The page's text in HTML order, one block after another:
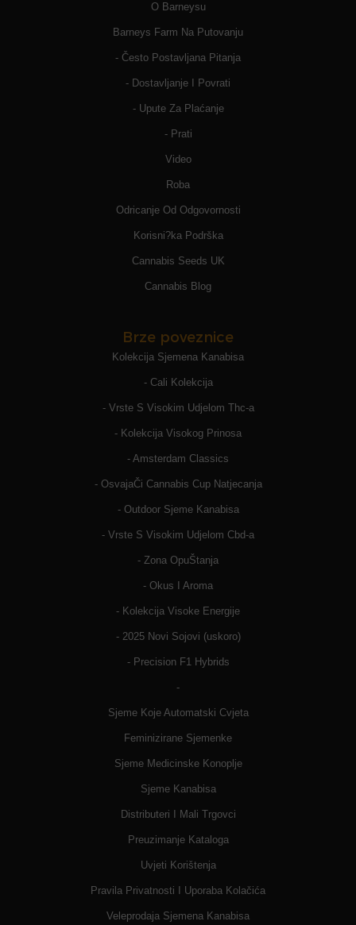
O Barneysu
Barneys Farm Na Putovanju
- Često Postavljana Pitanja
- Dostavljanje I Povrati
- Upute Za Plaćanje
- Prati
Video
Roba
Odricanje Od Odgovornosti
Korisni?ka Podrška
Cannabis Seeds UK
Cannabis Blog
Brze poveznice
Kolekcija Sjemena Kanabisa
- Cali Kolekcija
- Vrste S Visokim Udjelom Thc-a
- Kolekcija Visokog Prinosa
- Amsterdam Classics
- OsvajaČi Cannabis Cup Natjecanja
- Outdoor Sjeme Kanabisa
- Vrste S Visokim Udjelom Cbd-a
- Zona OpuŠtanja
- Okus I Aroma
- Kolekcija Visoke Energije
- 2025 Novi Sojovi (uskoro)
- Precision F1 Hybrids
-
Sjeme Koje Automatski Cvjeta
Feminizirane Sjemenke
Sjeme Medicinske Konoplje
Sjeme Kanabisa
Distributeri I Mali Trgovci
Preuzimanje Kataloga
Uvjeti Korištenja
Pravila Privatnosti I Uporaba Kolačića
Veleprodaja Sjemena Kanabisa